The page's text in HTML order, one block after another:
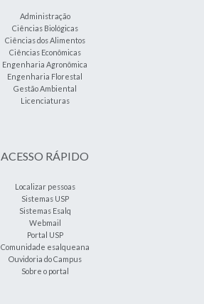
Administração
Ciências Biológicas
Ciências dos Alimentos
Ciências Econômicas
Engenharia Agronômica
Engenharia Florestal
Gestão Ambiental
Licenciaturas
ACESSO RÁPIDO
Localizar pessoas
Sistemas USP
Sistemas Esalq
Webmail
Portal USP
Comunidade esalqueana
Ouvidoria do Campus
Sobre o portal